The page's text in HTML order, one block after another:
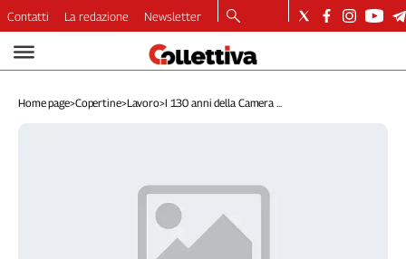
Video
Dirette
Contatti La redazione Newsletter
Home page>Copertine>Lavoro>I 130 anni della Camera ...